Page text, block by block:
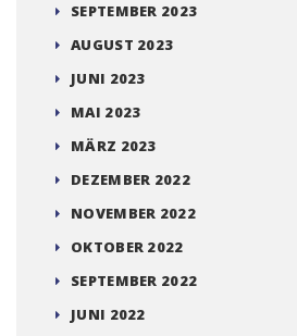
SEPTEMBER 2023
AUGUST 2023
JUNI 2023
MAI 2023
MÄRZ 2023
DEZEMBER 2022
NOVEMBER 2022
OKTOBER 2022
SEPTEMBER 2022
JUNI 2022